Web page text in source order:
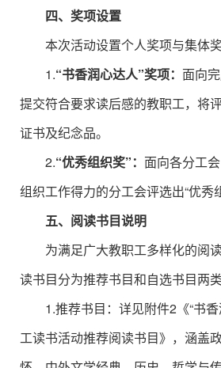
四、奖项设置
本次活动设置个人奖项与集体
1.“书香润心达人”奖项： 面向
提交符合要求读后感的教职工，将
证书及纪念品。
2.“优秀组织奖”： 面向各分工
组织工作得力的分工会评选出“优秀
五、阅读书目说明
为满足广大教职工多样化的阅
读书目分为推荐书目和自选书目两类
1.推荐书目：详见附件2《“书
工读书活动推荐阅读书目》，涵盖